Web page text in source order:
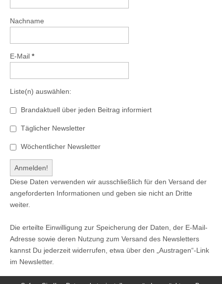
Nachname
E-Mail *
Liste(n) auswählen:
Brandaktuell über jeden Beitrag informiert
Täglicher Newsletter
Wöchentlicher Newsletter
Diese Daten verwenden wir ausschließlich für den Versand der
angeforderten Informationen und geben sie nicht an Dritte
weiter.
Die erteilte Einwilligung zur Speicherung der Daten, der E-Mail-
Adresse sowie deren Nutzung zum Versand des Newsletters
kannst Du jederzeit widerrufen, etwa über den „Austragen“-Link
im Newsletter.